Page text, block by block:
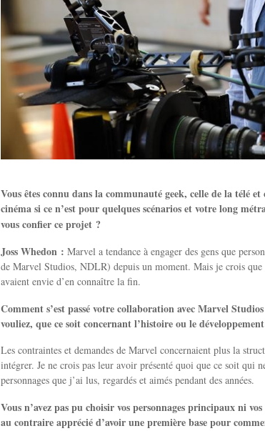
Vous êtes connu dans la communauté geek, celle de la télé
cinéma si ce n’est pour quelques scénarios et votre long
vous confier ce projet ?
Joss Whedon : Marvel a tendance à engager des gens que
de Marvel Studios, NDLR) depuis un moment. Mais je crois
avaient envie d’en connaître la fin.
Comment s’est passé votre collaboration avec Marvel
vouliez, que ce soit concernant l’histoire ou le
Les contraintes et demandes de Marvel concernaient plus la
intégrer. Je ne crois pas leur avoir présenté quoi que ce soit qui
personnages que j’ai lus, regardés et aimés pendant des années.
Vous n’avez pas pu choisir vos personnages principaux ni
au contraire apprécié d’avoir une première base pour